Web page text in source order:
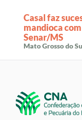
Casal faz
mandioca
Senar/MS
Mato Grosso do